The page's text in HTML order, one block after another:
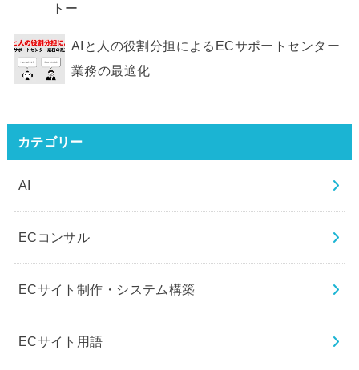
トー
AIと人の役割分担によるECサポートセンター
業務の最適化
カテゴリー
AI
ECコンサル
ECサイト制作・システム構築
ECサイト用語